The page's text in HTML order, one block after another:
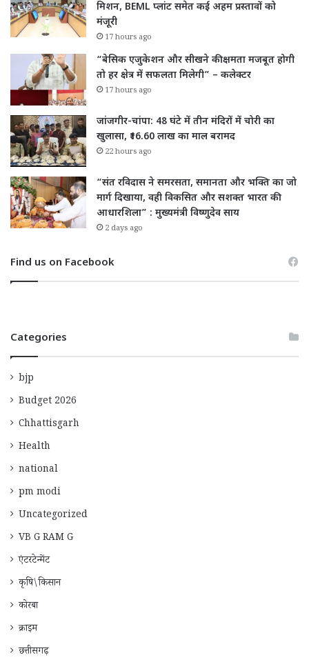
मिशन, BEML प्लांट समेत कई अहम प्रस्तावों को
मंजूरी
17 hours ago
“बेसिक एजुकेशन और सीखने की क्षमता मजबूत होगी
तो हर क्षेत्र में सफलता मिलेगी” – कलेक्टर
17 hours ago
जांजगीर-चांपा: 48 घंटे में तीन मंदिरों में चोरी का
खुलासा, ₹16.60 लाख का माल बरामद
22 hours ago
“संत रविदास ने समरसता, समानता और भक्ति का जो
मार्ग दिखाया, वही विकसित और सशक्त भारत की
आधारशिला” : मुख्यमंत्री विष्णुदेव साय
2 days ago
Find us on Facebook
Categories
bjp
Budget 2026
Chhattisgarh
Health
national
pm modi
Uncategorized
VB G RAM G
एंटरटेन्मेंट
कृषि\किसान
कोरबा
क्राइम
छत्तीसगढ़